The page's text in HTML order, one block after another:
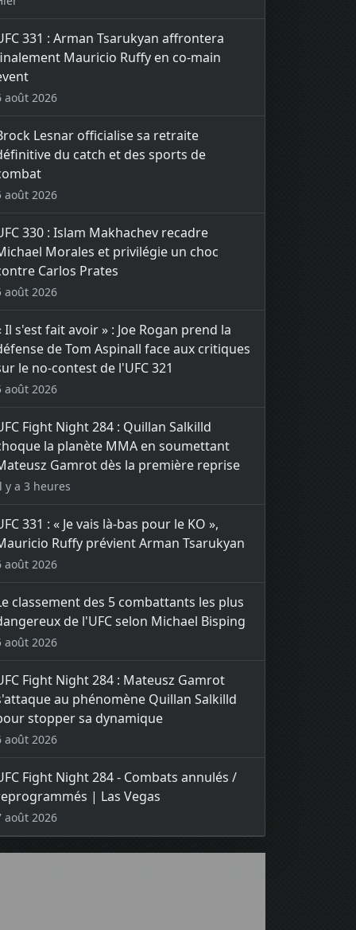
331 : Arman Tsarukyan affrontera
Mauricio Ruffy en co-main
août 2026
Lesnar officialise sa retraite
du catch et des sports de
août 2026
330 : Islam Makhachev recadre
Morales et privilégie un choc
Carlos Prates
août 2026
Il s'est fait avoir » : Joe Rogan prend la
de Tom Aspinall face aux critiques
le no-contest de l'UFC 321
août 2026
Fight Night 284 : Quillan Salkilld
la planète MMA en soumettant
Gamrot dès la première reprise
y a 3 heures
331 : « Je vais là-bas pour le KO »,
Ruffy prévient Arman Tsarukyan
août 2026
classement des 5 combattants les plus
de l'UFC selon Michael Bisping
août 2026
Fight Night 284 : Mateusz Gamrot
au phénomène Quillan Salkilld
stopper sa dynamique
août 2026
Fight Night 284 - Combats annulés /
| Las Vegas
août 2026